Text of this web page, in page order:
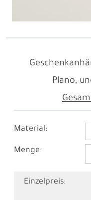
Plano,
Material:
Menge:
Einzelpreis: